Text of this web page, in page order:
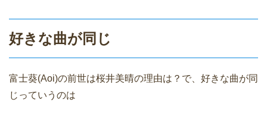
好きな曲が同じ
富士葵(Aoi)の前世は桜井美晴の理由は？で、好きな曲が同
じっていうのは